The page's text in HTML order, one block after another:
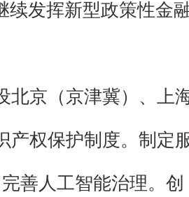
续发挥新型政策性金
北京（京津冀）、上
产权保护制度。制定
善人工智能治理。创